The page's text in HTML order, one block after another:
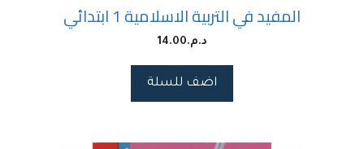
المفيد في التربية الاسلامية 1 ابتدائي
د.م.14.00
اضف للسلة